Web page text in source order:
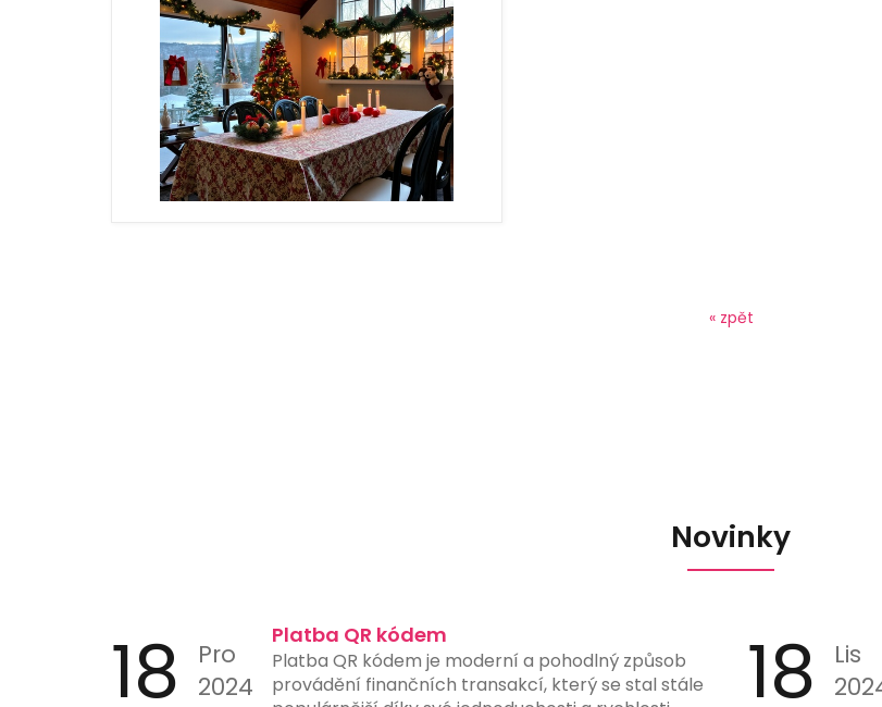
« zpět
Novinky
18
Pro
2024
Platba QR kódem
Platba QR kódem je moderní a pohodlný způsob
provádění finančních transakcí, který se stal stále
18
Lis